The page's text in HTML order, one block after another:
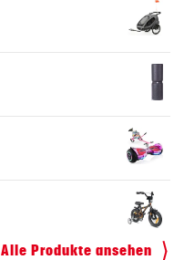
Alle Produkte ansehen